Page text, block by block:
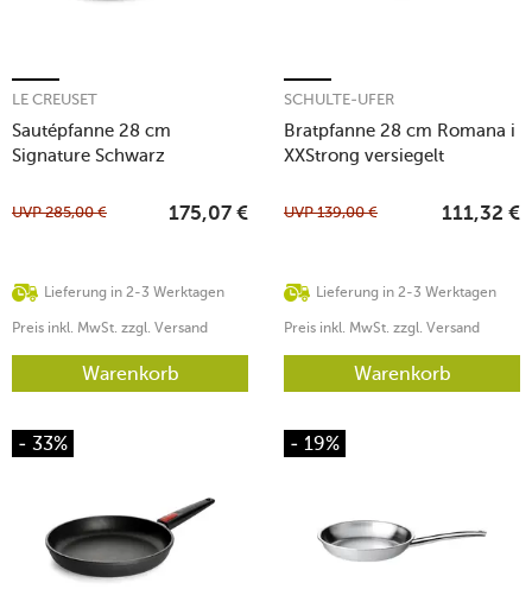
Sautépfanne 28 cm
Signature Schwarz
LE CREUSET
Lieferung in 2-3 Werktagen
UVP285,00 € 175,07 €
Preis inkl. MwSt. zzgl. Versand
Warenkorb
Bratpfanne 28 cm Romana i
XXStrong versiegelt
SCHULTE-UFER
Lieferung in 2-3 Werktagen
UVP139,00 € 111,32 €
Preis inkl. MwSt. zzgl. Versand
Warenkorb
- 33% - 19%